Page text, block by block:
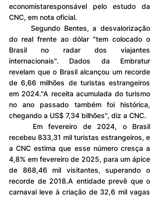
economistaresponsável pelo estudo da
CNC, em nota oficial.
do real frente ao dólar "tem colocado o
Brasil no radar dos viajantes
internacionais". Dados da Embratur
revelam que o Brasil alcançou um recorde
de 6,66 milhões de turistas estrangeiros
em 2024."A receita acumulada do turismo
no ano passado também foi histórica,
chegando a US$ 7,34 bilhões", diz a CNC.
recebeu 833,31 mil turistas estrangeiros, e
a CNC estima que esse número cresça a
4,8% em fevereiro de 2025, para um ápice
de 868,46 mil visitantes, superando o
recorde de 2018.A entidade prevê que o
carnaval leve à criação de 32,6 mil vagas